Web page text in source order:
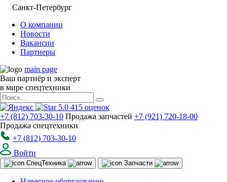
Санкт-Петербург
О компании
Новости
Вакансии
Партнеры
main page
Ваш партнёр и эксперт
в мире спецтехники
5.0 415 оценок
+7 (812) 703-30-10 Продажа запчастей +7 (921) 720-18-00
Продажа спецтехники
+7 (812) 703-30-10
Войти
СпецТехника Запчасти